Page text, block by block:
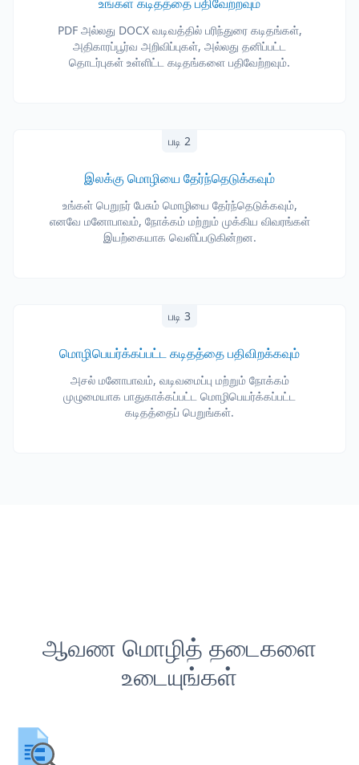
PDF அல்லது DOCX வடிவத்தில் பரிந்துரை கடிதங்கள்,
அதிகாரப்பூர்வ அறிவிப்புகள், அல்லது தனிப்பட்ட
தொடர்புகள் உள்ளிட்ட கடிதங்களை பதிவேற்றவும்.
படி 2
இலக்கு மொழியை தேர்ந்தெடுக்கவும்
உங்கள் பெறுநர் பேசும் மொழியை தேர்ந்தெடுக்கவும்,
எனவே மனோபாவம், நோக்கம் மற்றும் முக்கிய விவரங்கள்
இயற்கையாக வெளிப்படுகின்றன.
படி 3
மொழிபெயர்க்கப்பட்ட கடிதத்தை பதிவிறக்கவும்
அசல் மனோபாவம், வடிவமைப்பு மற்றும் நோக்கம்
முழுமையாக பாதுகாக்கப்பட்ட மொழிபெயர்க்கப்பட்ட
கடிதத்தைப் பெறுங்கள்.
ஆவண மொழித் தடைகளை
உடையுங்கள்